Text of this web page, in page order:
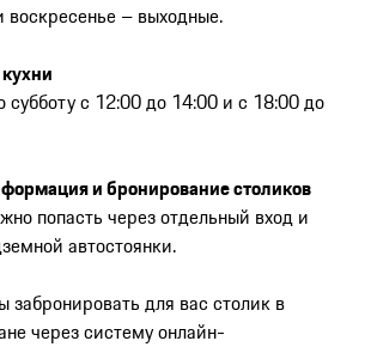
воскресенье – выходные.
субботу с 12:00 до 14:00 и с 18:00 до
и бронирование столиков
попасть через отдельный вход и
автостоянки.
для вас столик в
через систему онлайн-